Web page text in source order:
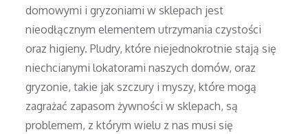
domowymi i gryzoniami w sklepach jest
nieodłącznym elementem utrzymania czystości
oraz higieny. Pludry, które niejednokrotnie stają się
niechcianymi lokatorami naszych domów, oraz
gryzonie, takie jak szczury i myszy, które mogą
zagrażać zapasom żywności w sklepach, są
problemem, z którym wielu z nas musi się